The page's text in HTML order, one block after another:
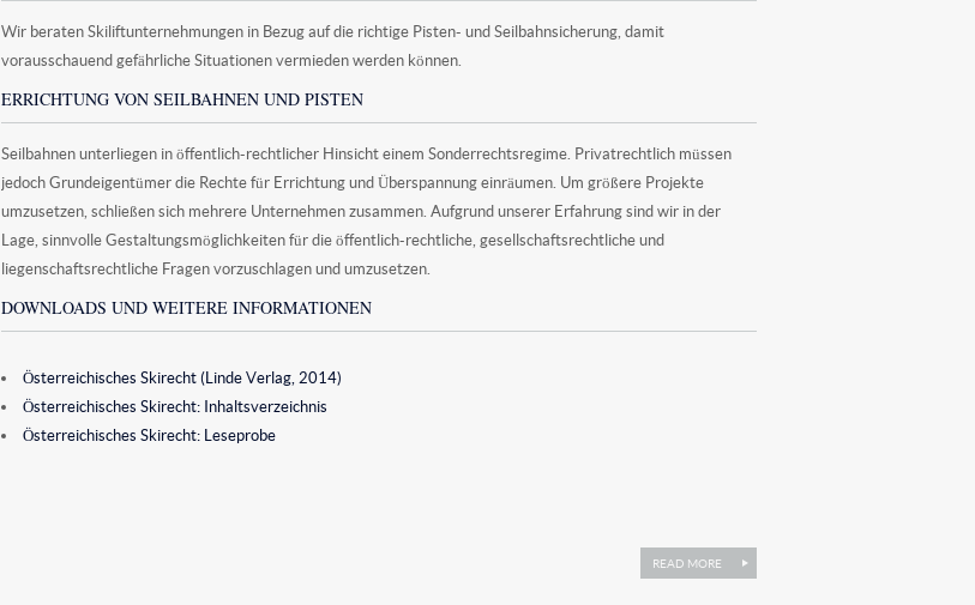
Wir beraten Skiliftunternehmungen in Bezug auf die richtige Pisten- und Seilbahnsicherung, damit
vorausschauend gefährliche Situationen vermieden werden können.
ERRICHTUNG VON SEILBAHNEN UND PISTEN
Seilbahnen unterliegen in öffentlich-rechtlicher Hinsicht einem Sonderrechtsregime. Privatrechtlich müssen
jedoch Grundeigentümer die Rechte für Errichtung und Überspannung einräumen. Um größere Projekte
umzusetzen, schließen sich mehrere Unternehmen zusammen. Aufgrund unserer Erfahrung sind wir in der
Lage, sinnvolle Gestaltungsmöglichkeiten für die öffentlich-rechtliche, gesellschaftsrechtliche und
liegenschaftsrechtliche Fragen vorzuschlagen und umzusetzen.
DOWNLOADS UND WEITERE INFORMATIONEN
Österreichisches Skirecht (Linde Verlag, 2014)
Österreichisches Skirecht: Inhaltsverzeichnis
Österreichisches Skirecht: Leseprobe
READ MORE